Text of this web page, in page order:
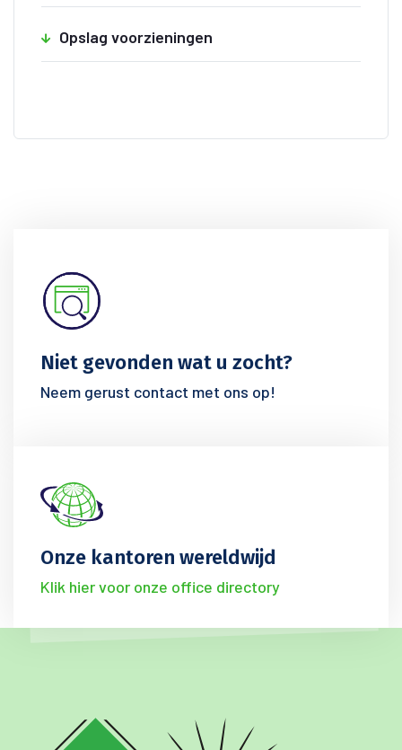
Opslag voorzieningen
Niet gevonden wat u zocht?
Neem gerust contact met ons op!
Onze kantoren wereldwijd
Klik hier voor onze office directory